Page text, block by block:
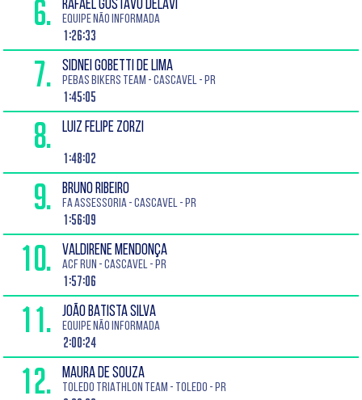
6. RAFAEL GUSTAVO DELAVI
EQUIPE NÃO INFORMADA
1:26:33
7. SIDNEI GOBETTI DE LIMA
PEBAS BIKERS TEAM - CASCAVEL - PR
1:45:05
8. LUIZ FELIPE ZORZI
1:48:02
9. BRUNO RIBEIRO
FA ASSESSORIA - CASCAVEL - PR
1:56:09
10. VALDIRENE MENDONÇA
ACF RUN - CASCAVEL - PR
1:57:06
11. JOÃO BATISTA SILVA
EQUIPE NÃO INFORMADA
2:00:24
12. MAURA DE SOUZA
TOLEDO TRIATHLON TEAM - TOLEDO - PR